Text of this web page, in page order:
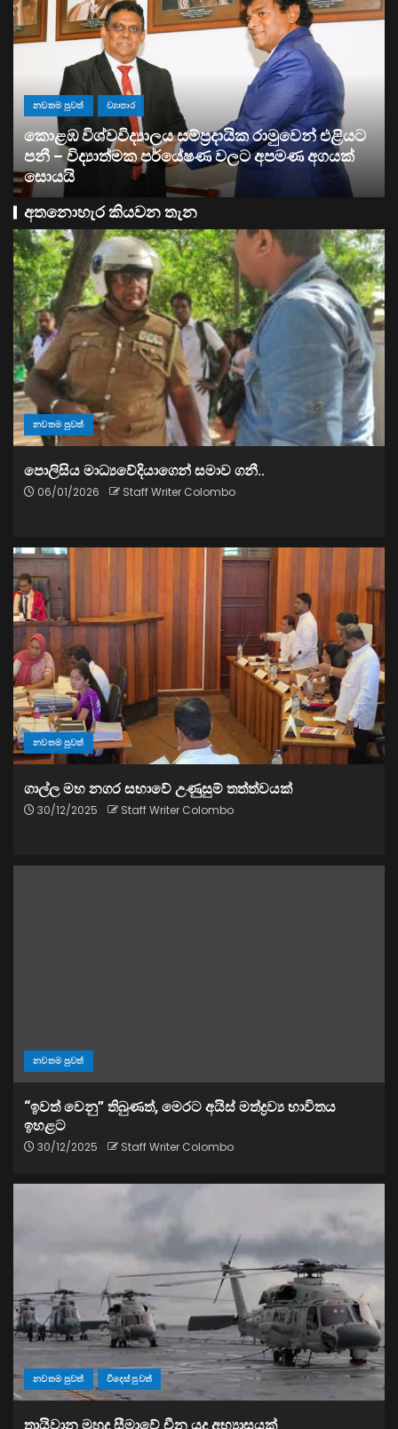
ව්‍යාපාර
සතොසෙන් සුපර් වැඩක් ..
අතනොහැර කියවන තැන
නවතම පුවත්
පොලිසිය මාධ්‍යවේදියාගෙන් සමාව ගනී..
06/01/2026 Staff Writer Colombo
නවතම පුවත්
ගාල්ල මහ නගර සභාවේ උණුසුම් තත්ත්වයක්
30/12/2025 Staff Writer Colombo
නවතම පුවත්
“ඉවත් වෙනු” තිබුණත්, මෙරට අයිස් මත්ද්‍රව්‍ය භාවිතය
ඉහළට
30/12/2025 Staff Writer Colombo
නවතම පුවත් විදෙස් පුවත්
තායිවාන මුහුදු සීමාවේ චීන යුද අභ්‍යාසයක්